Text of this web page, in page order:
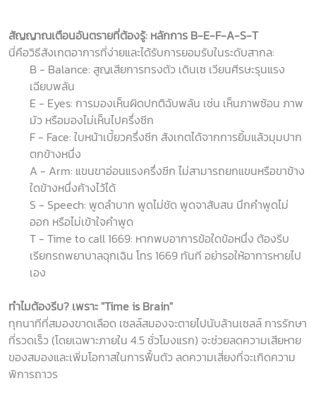
สัญญาณเตือนอันตรายที่ต้องรู้: หลักการ B-E-F-A-S-T
นี่คือวิธีสังเกตอาการที่ง่ายและได้รับการยอมรับในระดับสากล:
B - Balance: สูญเสียการทรงตัว เดินเซ เวียนศีรษะรุนแรง
เฉียบพลัน
E - Eyes: การมองเห็นผิดปกติฉับพลัน เช่น เห็นภาพซ้อน ภาพ
มัว หรือมองไม่เห็นไปครึ่งซีก
F - Face: ใบหน้าเบี้ยวครึ่งซีก สังเกตได้จากการยิ้มแล้วมุมปาก
ตกข้างหนึ่ง
A - Arm: แขนขาอ่อนแรงครึ่งซีก ไม่สามารถยกแขนหรือขาข้าง
ใดข้างหนึ่งค้างไว้ได้
S - Speech: พูดลำบาก พูดไม่ชัด พูดจาสับสน นึกคำพูดไม่
ออก หรือไม่เข้าใจคำพูด
T - Time to call 1669: หากพบอาการข้อใดข้อหนึ่ง ต้องรีบ
เรียกรถพยาบาลฉุกเฉิน โทร 1669 ทันที อย่ารอให้อาการหายไป
เอง
ทำไมต้องรีบ? เพราะ "Time is Brain"
ทุกนาทีที่สมองขาดเลือด เซลล์สมองจะตายไปนับล้านเซลล์ การรักษา
ที่รวดเร็ว (โดยเฉพาะภายใน 4.5 ชั่วโมงแรก) จะช่วยลดความเสียหาย
ของสมองและเพิ่มโอกาสในการฟื้นตัว ลดความเสี่ยงที่จะเกิดความ
พิการถาวร